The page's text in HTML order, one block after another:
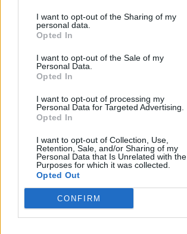
I want to opt-out of the Sharing of my
personal data.
Opted In
I want to opt-out of the Sale of my
Personal Data.
Opted In
I want to opt-out of processing my
Personal Data for Targeted Advertising.
Opted In
I want to opt-out of Collection, Use,
Retention, Sale, and/or Sharing of my
Personal Data that Is Unrelated with the
Purposes for which it was collected.
Opted Out
CONFIRM